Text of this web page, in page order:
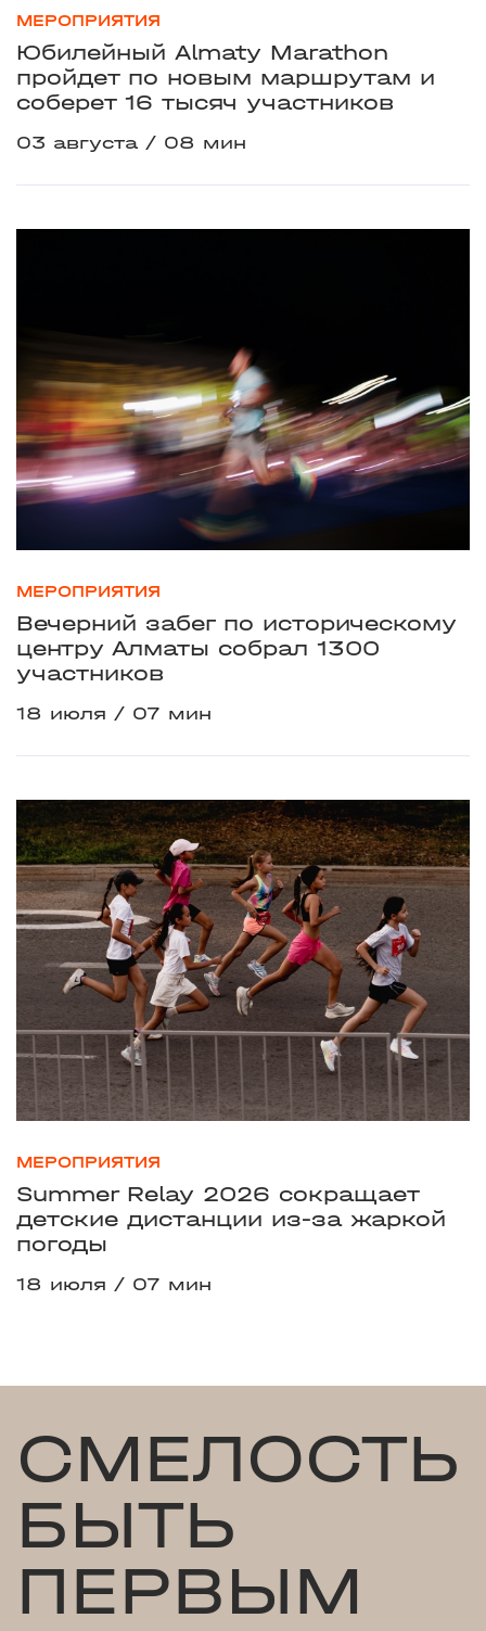
МЕРОПРИЯТИЯ
Юбилейный Almaty Marathon
пройдет по новым маршрутам и
соберет 16 тысяч участников
03 августа 08 мин
МЕРОПРИЯТИЯ
Вечерний забег по историческому
центру Алматы собрал 1300
участников
18 июля 07 мин
МЕРОПРИЯТИЯ
Summer Relay 2026 сокращает
детские дистанции из-за жаркой
погоды
18 июля 07 мин
СМЕЛОСТЬ
БЫТЬ
ПЕРВЫМ